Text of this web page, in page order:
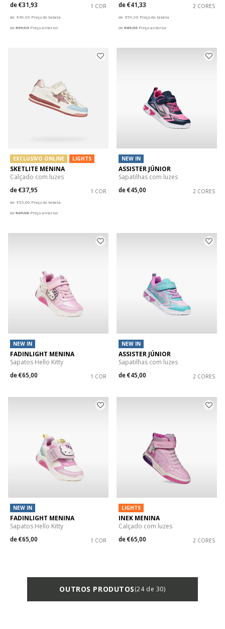
de€31,93 1 COR
de €49,90 Preço de tabela
de€31,93 Preço anterior
de€41,33 2 CORES
de €59,90 Preço de tabela
de€41,33 Preço anterior
EXCLUSIVO ONLINE LIGHTS
SKETLITE MENINA
Calçado com luzes
de€37,95 1 COR
de €55,00 Preço de tabela
de€37,95 Preço anterior
NEW IN
ASSISTER JÚNIOR
Sapatilhas com luzes
de€45,00 2 CORES
NEW IN
FADINLIGHT MENINA
Sapatos Hello Kitty
de€65,00 1 COR
NEW IN
ASSISTER JÚNIOR
Sapatilhas com luzes
de€45,00 2 CORES
NEW IN
FADINLIGHT MENINA
Sapatos Hello Kitty
de€65,00 1 COR
LIGHTS
INEK MENINA
Calçado com luzes
de€65,00 2 CORES
OUTROS PRODUTOS(24 de 30)